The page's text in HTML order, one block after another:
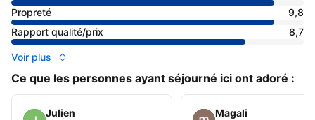
Propreté
9,8
Rapport qualité/prix
8,7
Voir plus
Ce que les personnes ayant séjourné ici ont adoré :
Julien Magali